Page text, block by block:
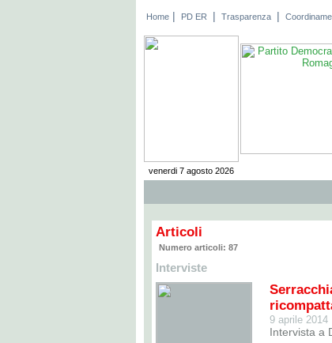
Home | PD ER | Trasparenza |
venerdi 7 agosto 2026
Articoli
Numero articoli: 87
Interviste
9 aprile 2014
Intervista a